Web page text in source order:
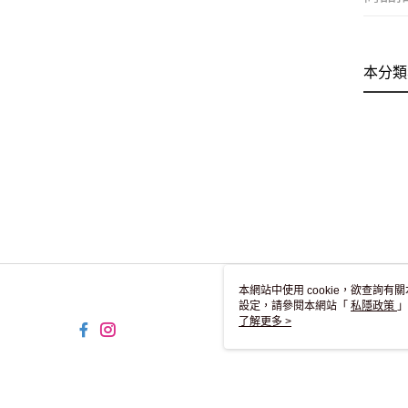
本分
本網站中使用 cookie，欲查詢有
設定，請參閱本網站「 私隱政策
用 cookie。
了解更多 >